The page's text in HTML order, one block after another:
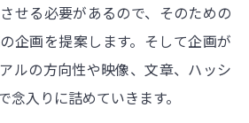
せる必要があるので、そのための
企画を提案します。そして企画が
ルの方向性や映像、文章、ハッシ
念入りに詰めていきます。